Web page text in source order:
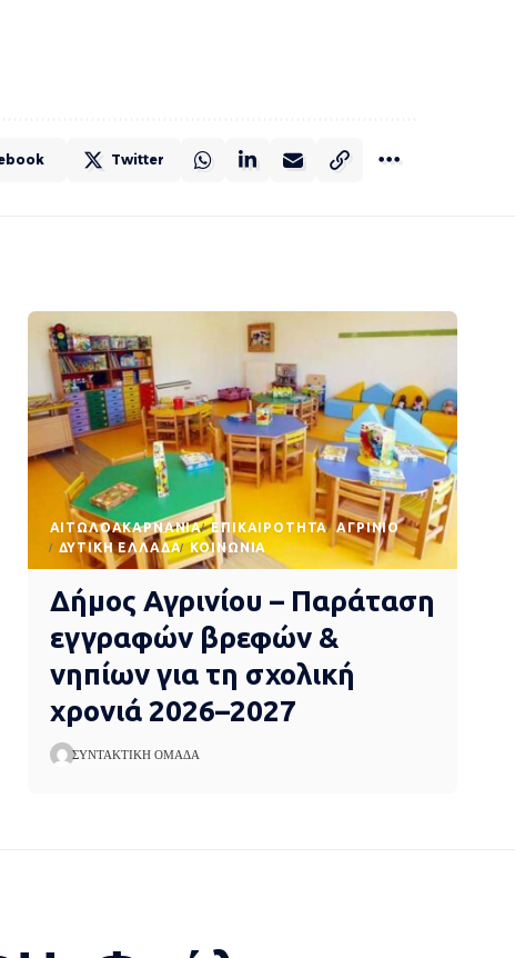
Twitter
AΙΤΩΛΟΑΚΑΡΝΑΝΊΑ EΠΙΚΑΙΡΌΤΗΤΑ
ΑΓΡΊΝΙΟ
ΔΥΤΙΚΉ ΕΛΛΆΔΑ
ΚΟΙΝΩΝΊΑ
Δήμος Αγρινίου – Παράταση
εγγραφών βρεφών &
νηπίων για τη σχολική
χρονιά 2026–2027
ΣΥΝΤΑΚΤΙΚΉ ΟΜΆΔΑ